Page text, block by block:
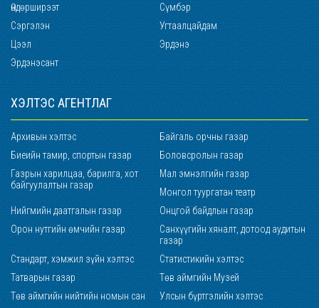
Өндөрширээт
Сүмбэр
Сэргэлэн
Угтаалцайдам
Цээл
Эрдэнэ
Эрдэнэсант
ХЭЛТЭС АГЕНТЛАГ
Архивын хэлтэс
Байгаль орчны газар
Биеийн тамир, спортын газар
Боловсролын газар
Газрын харилцаа, барилга, хот
байгуулалтын газар
Мал эмнэлгийн газар
Монгол туургатан театр
Нийгмийн даатгалын газар
Онцгой байдлын газар
Орон нутгийн өмчийн газар
Санхүүгийн хяналт, дотоод аудитын
газар
Стандарт, хэмжил зүйн хэлтэс
Статистикийн хэлтэс
Татварын газар
Төв аймгийн Музей
Төв аймгийн нийтийн номын сан
Улсын бүртгэлийн хэлтэс